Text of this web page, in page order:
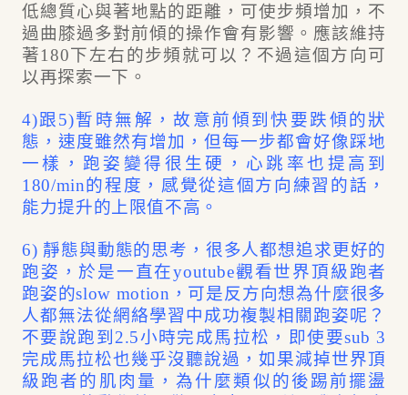
低總質心與著地點的距離，可使步頻增加，不
過曲膝過多對前傾的操作會有影響。應該維持
著180下左右的步頻就可以？不過這個方向可
以再探索一下。
4)跟5)暫時無解，故意前傾到快要跌傾的狀
態，速度雖然有增加，但每一步都會好像踩地
一樣，跑姿變得很生硬，心跳率也提高到
180/min的程度，感覺從這個方向練習的話，
能力提升的上限值不高。
6) 靜態與動態的思考，很多人都想追求更好的
跑姿，於是一直在youtube觀看世界頂級跑者
跑姿的slow motion，可是反方向想為什麼很多
人都無法從網絡學習中成功複製相關跑姿呢？
不要說跑到2.5小時完成馬拉松，即使要sub 3
完成馬拉松也幾乎沒聽說過，如果減掉世界頂
級跑者的肌肉量，為什麼類似的後踢前擺盪